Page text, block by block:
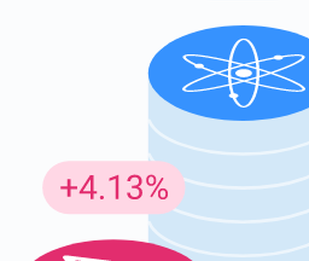
support@atomicwallet.io
Abonneer u op
Ontvang als eerste de